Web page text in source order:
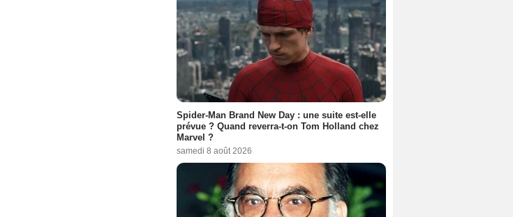
Spider-Man Brand New Day : une suite est-elle
prévue ? Quand reverra-t-on Tom Holland chez
Marvel ?
samedi 8 août 2026